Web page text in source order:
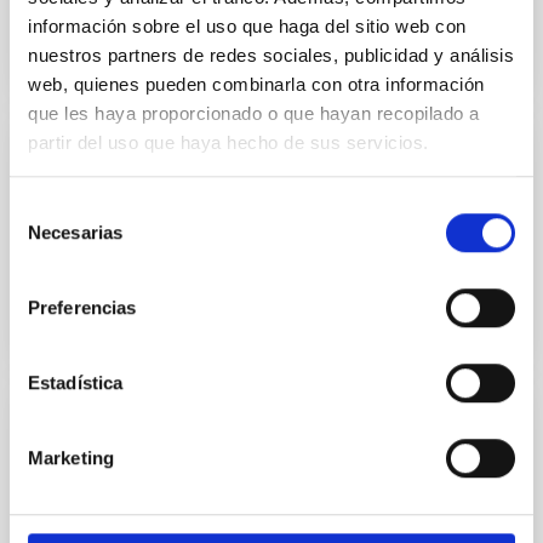
información sobre el uso que haga del sitio web con
nuestros partners de redes sociales, publicidad y análisis
web, quienes pueden combinarla con otra información
que les haya proporcionado o que hayan recopilado a
partir del uso que haya hecho de sus servicios.
Necesarias
Preferencias
Estadística
Marketing
Astrophysical Magnetic Fields Essentials
(part 3/4)
Astrophysical Magnetic Fields Essentials
(part 4/4)